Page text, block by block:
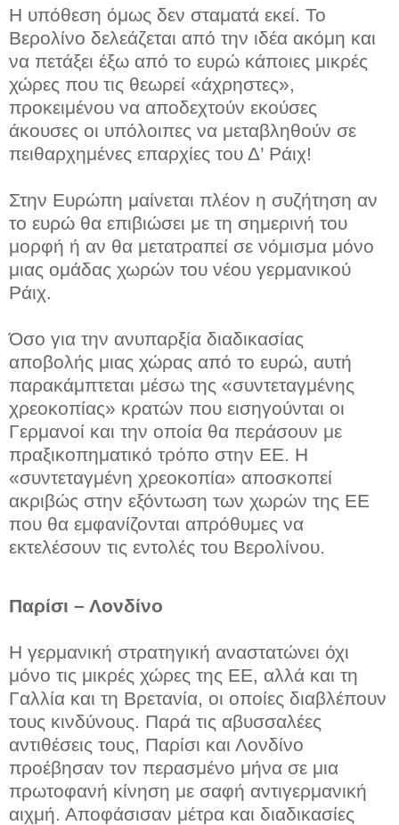
Η υπόθεση όμως δεν σταματά εκεί. Το
Βερολίνο δελεάζεται από την ιδέα ακόμη και
να πετάξει έξω από το ευρώ κάποιες μικρές
χώρες που τις θεωρεί «άχρηστες»,
προκειμένου να αποδεχτούν εκούσες
άκουσες οι υπόλοιπες να μεταβληθούν σε
πειθαρχημένες επαρχίες του Δ’ Ράιχ!
Στην Ευρώπη μαίνεται πλέον η συζήτηση αν
το ευρώ θα επιβιώσει με τη σημερινή του
μορφή ή αν θα μετατραπεί σε νόμισμα μόνο
μιας ομάδας χωρών του νέου γερμανικού
Ράιχ.
Όσο για την ανυπαρξία διαδικασίας
αποβολής μιας χώρας από το ευρώ, αυτή
παρακάμπτεται μέσω της «συντεταγμένης
χρεοκοπίας» κρατών που εισηγούνται οι
Γερμανοί και την οποία θα περάσουν με
πραξικοπηματικό τρόπο στην ΕΕ. Η
«συντεταγμένη χρεοκοπία» αποσκοπεί
ακριβώς στην εξόντωση των χωρών της ΕΕ
που θα εμφανίζονται απρόθυμες να
εκτελέσουν τις εντολές του Βερολίνου.
Παρίσι – Λονδίνο
Η γερμανική στρατηγική αναστατώνει όχι
μόνο τις μικρές χώρες της ΕΕ, αλλά και τη
Γαλλία και τη Βρετανία, οι οποίες διαβλέπουν
τους κινδύνους. Παρά τις αβυσσαλέες
αντιθέσεις τους, Παρίσι και Λονδίνο
προέβησαν τον περασμένο μήνα σε μια
πρωτοφανή κίνηση με σαφή αντιγερμανική
αιχμή. Αποφάσισαν μέτρα και διαδικασίες